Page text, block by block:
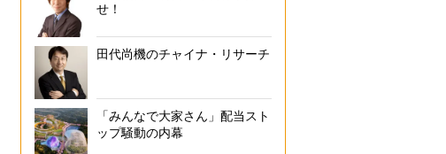
せ！
田代尚機のチャイナ・リサーチ
「みんなで大家さん」配当スト
ップ騒動の内幕